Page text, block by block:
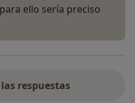
ello sería preciso
respuestas